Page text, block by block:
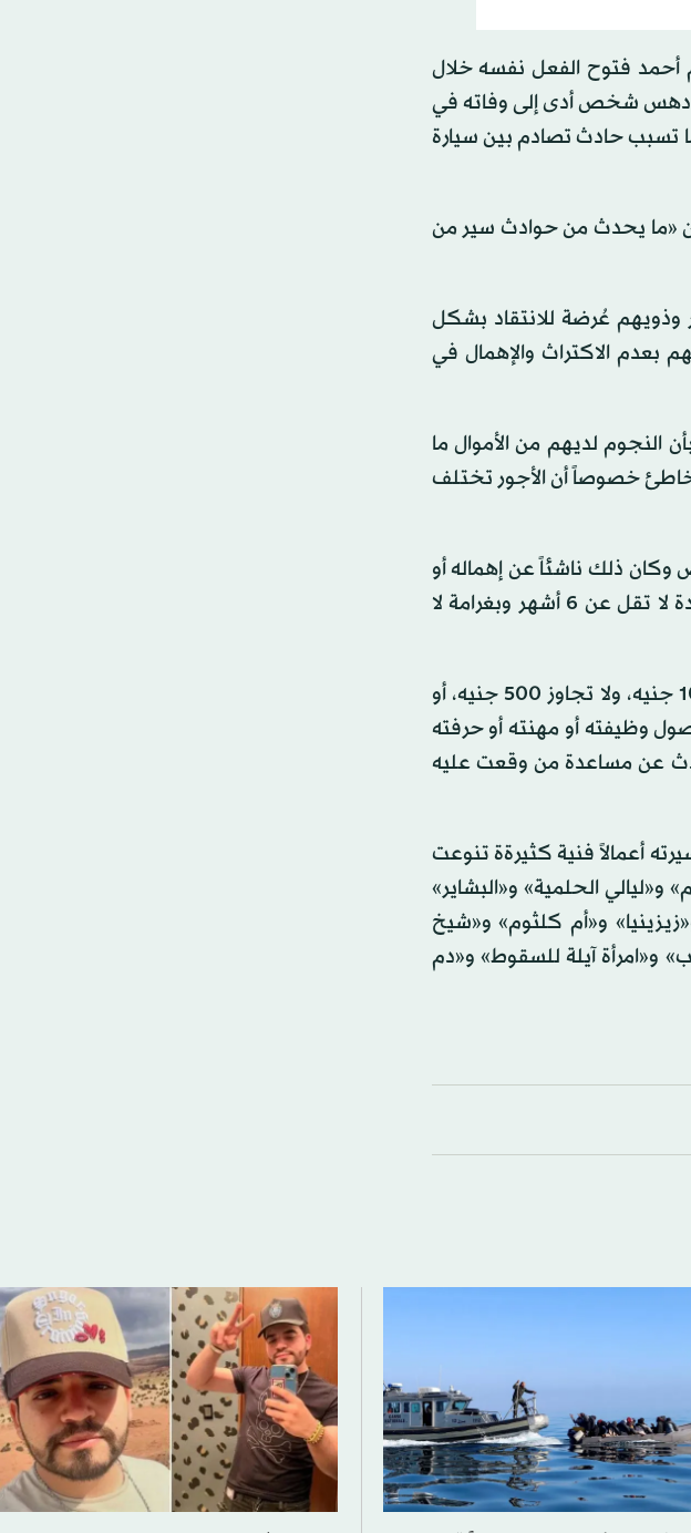
أحمد فتوح الفعل نفسه خلال
دهس شخص أدى إلى وفاته في
تسبب حادث تصادم بين سيارة
أن «ما يحدث من حوادث سير من
وذويهم عُرضة للانتقاد بشكل
بعدم الاكتراث والإهمال في
النجوم لديهم من الأموال ما
خاطئ خصوصاً أن الأجور تختلف
وكان ذلك ناشئاً عن إهماله أو
رعونته أو عدم احترازه أو عدم مراعاته للقوانين والقرارات واللوائح والأنظمة، يعاقب بالحبس مدة لا تقل عن 6 أشهر وبغرامة لا
وتكون العقوبة هي الحبس مدة لا تقل عن سنة، ولا تزيد على 5 سنوات، وغرامة لا تقل عن 100 جنيه، ولا تجاوز 500 جنيه، أو
وظيفته أو مهنته أو حرفته
عن مساعدة من وقعت عليه
أعمالاً فنية كثيرةة تنوعت
و«ليالي الحلمية» و«البشاير»
و«أم كلثوم» و«شيخ
و«امرأة آيلة للسقوط» و«دم